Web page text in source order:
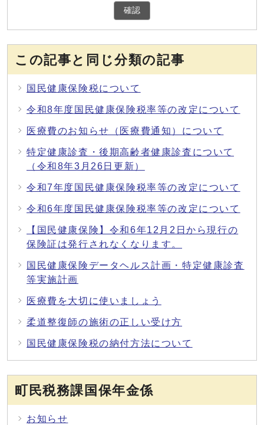
確認
この記事と同じ分類の記事
国民健康保険税について
令和8年度国民健康保険税率等の改定について
医療費のお知らせ（医療費通知）について
特定健康診査・後期高齢者健康診査について
（令和8年3月26日更新）
令和7年度国民健康保険税率等の改定について
令和6年度国民健康保険税率等の改定について
【国民健康保険】令和6年12月2日から現行の
保険証は発行されなくなります。
国民健康保険データヘルス計画・特定健康診査
等実施計画
医療費を大切に使いましょう
柔道整復師の施術の正しい受け方
国民健康保険税の納付方法について
町民税務課国保年金係
お知らせ